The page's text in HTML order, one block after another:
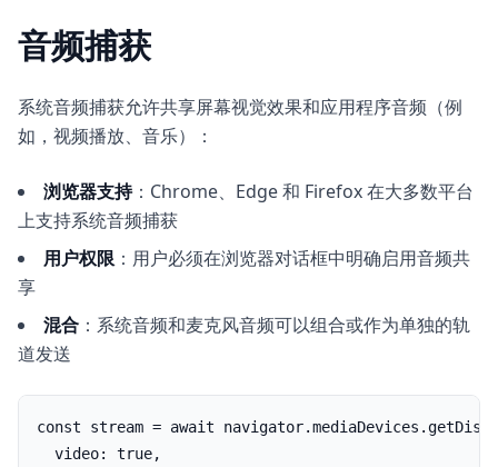
音频捕获
系统音频捕获允许共享屏幕视觉效果和应用程序音频（例
如，视频播放、音乐）：
浏览器支持：Chrome、Edge 和 Firefox 在大多数平台
上支持系统音频捕获
用户权限 ：用户必须在浏览器对话框中明确启用音频共
享
混合 ：系统音频和麦克风音频可以组合或作为单独的轨
道发送
const stream = await
  video: true,